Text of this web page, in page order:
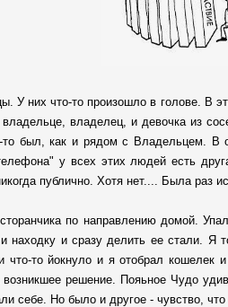
У них что-то произошло в голове. В
владельце, владелец, и девочка из
был, как и рядом с Владельцем. В
у всех этих людей есть
публично. Хотя нет.... Была раз
по направлению домой.
находку и сразу делить ее стали.
что-то йокнуло и я отобрал кошелек
возникшее решение. Пояьное Чудо
себе. Но было и другое - чувство,